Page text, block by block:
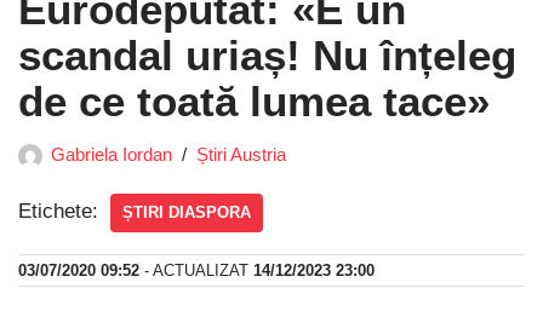
scandal uriaș! Nu înțeleg
de ce toată lumea tace»
Gabriela Iordan Știri Austria
Etichete: ȘTIRI DIASPORA
03/07/2020 09:52 - ACTUALIZAT 14/12/2023 23:00